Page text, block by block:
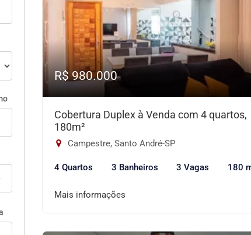
R$ 980.000
Cobertura Duplex à Venda com 4 quartos,
180m²
Campestre, Santo André-SP
4 Quartos 3 Banheiros 3 Vagas 180
Mais informações